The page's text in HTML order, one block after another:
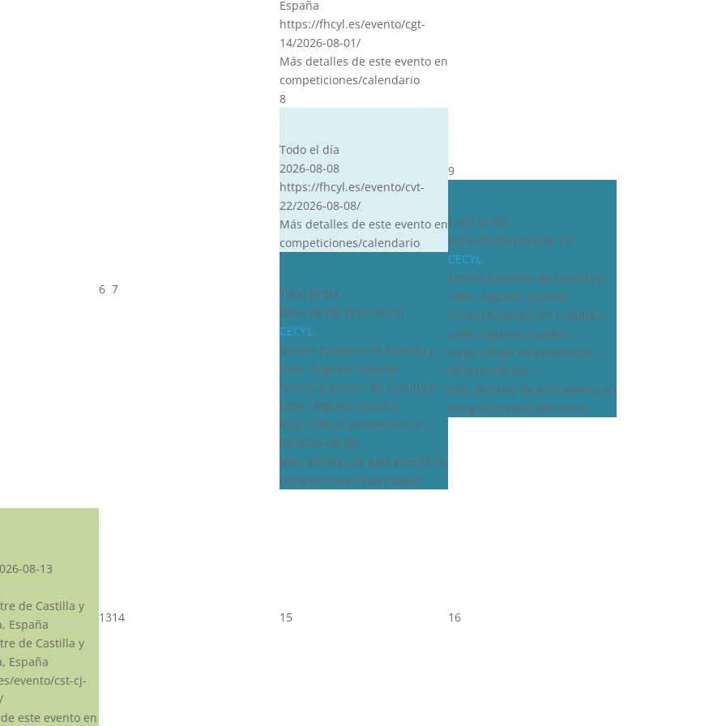
España
https://fhcyl.es/evento/cgt-
14/2026-08-01/
Más detalles de este evento en
competiciones/calendario
6 7
8
Todo el día
2026-08-08
https://fhcyl.es/evento/cvt-
22/2026-08-08/
Más detalles de este evento en
competiciones/calendario
Todo el día
2026-08-08-2026-08-09
CECYL
Centro Ecuestre de Castilla y
León, Segovia, España
Centro Ecuestre de Castilla y
León, Segovia, España
https://fhcyl.es/evento/cdn-
50/2026-08-08/
Más detalles de este evento en
competiciones/calendario
9
Todo el día
2026-08-09-2026-08-10
CECYL
Centro Ecuestre de Castilla y
León, Segovia, España
Centro Ecuestre de Castilla y
León, Segovia, España
https://fhcyl.es/evento/cdn-
50/2026-08-09/
Más detalles de este evento en
competiciones/calendario
08-13
de Castilla y
España
de Castilla y
España
evento/cst-cj-
este evento en
1314 15 16